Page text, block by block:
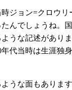
ジョン=クロウ
んでしょうね。
うな記述があり
代当時は生涯独
うな面もありま